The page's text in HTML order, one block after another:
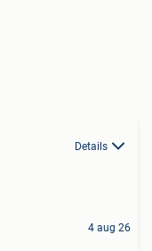
Details
4 aug 26